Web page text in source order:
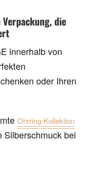
die
innerhalb von
oder Ihren
Ohrring-Kollektion
Silberschmuck bei